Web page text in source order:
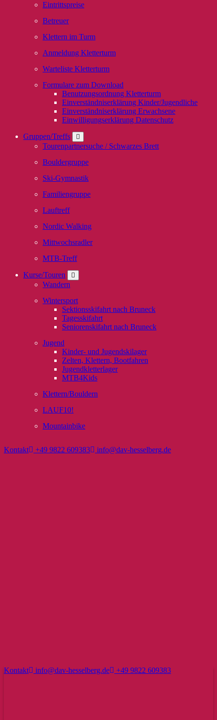
Eintrittspreise
Betreuer
Klettern im Turm
Anmeldung Kletterturm
Warteliste Kletterturm
Formulare zum Download
Benutzungsordnung Kletterturm
Einverständniserklärung Kinder/Jugendliche
Einverständniserklärung Erwachsene
Einwilligungserklärung Datenschutz
Gruppen/Treffs
Tourenpartnersuche / Schwarzes Brett
Bouldergruppe
Ski-Gymnastik
Familiengruppe
Lauftreff
Nordic Walking
Mittwochsradler
MTB-Treff
Kurse/Touren
Wandern
Wintersport
Sektionsskifahrt nach Bruneck
Tagesskifahrt
Seniorenskifahrt nach Bruneck
Jugend
Kinder- und Jugendskilager
Zelten, Klettern, Bootfahren
Jugendkletterlager
MTB4Kids
Klettern/Bouldern
LAUF10!
Mountainbike
Kontakt +49 9822 609383 info@dav-hesselberg.de
Kontakt info@dav-hesselberg.de +49 9822 609383